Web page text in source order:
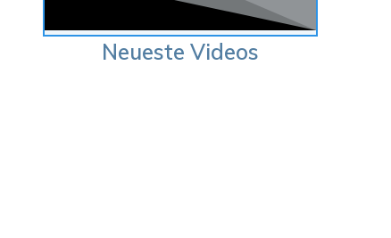
Neueste Videos